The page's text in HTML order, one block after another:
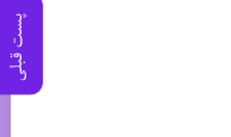
پست قبلی